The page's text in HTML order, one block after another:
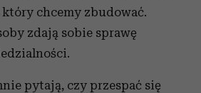
chcemy zbudować.
zdają sobie sprawę
pytają, czy przespać się